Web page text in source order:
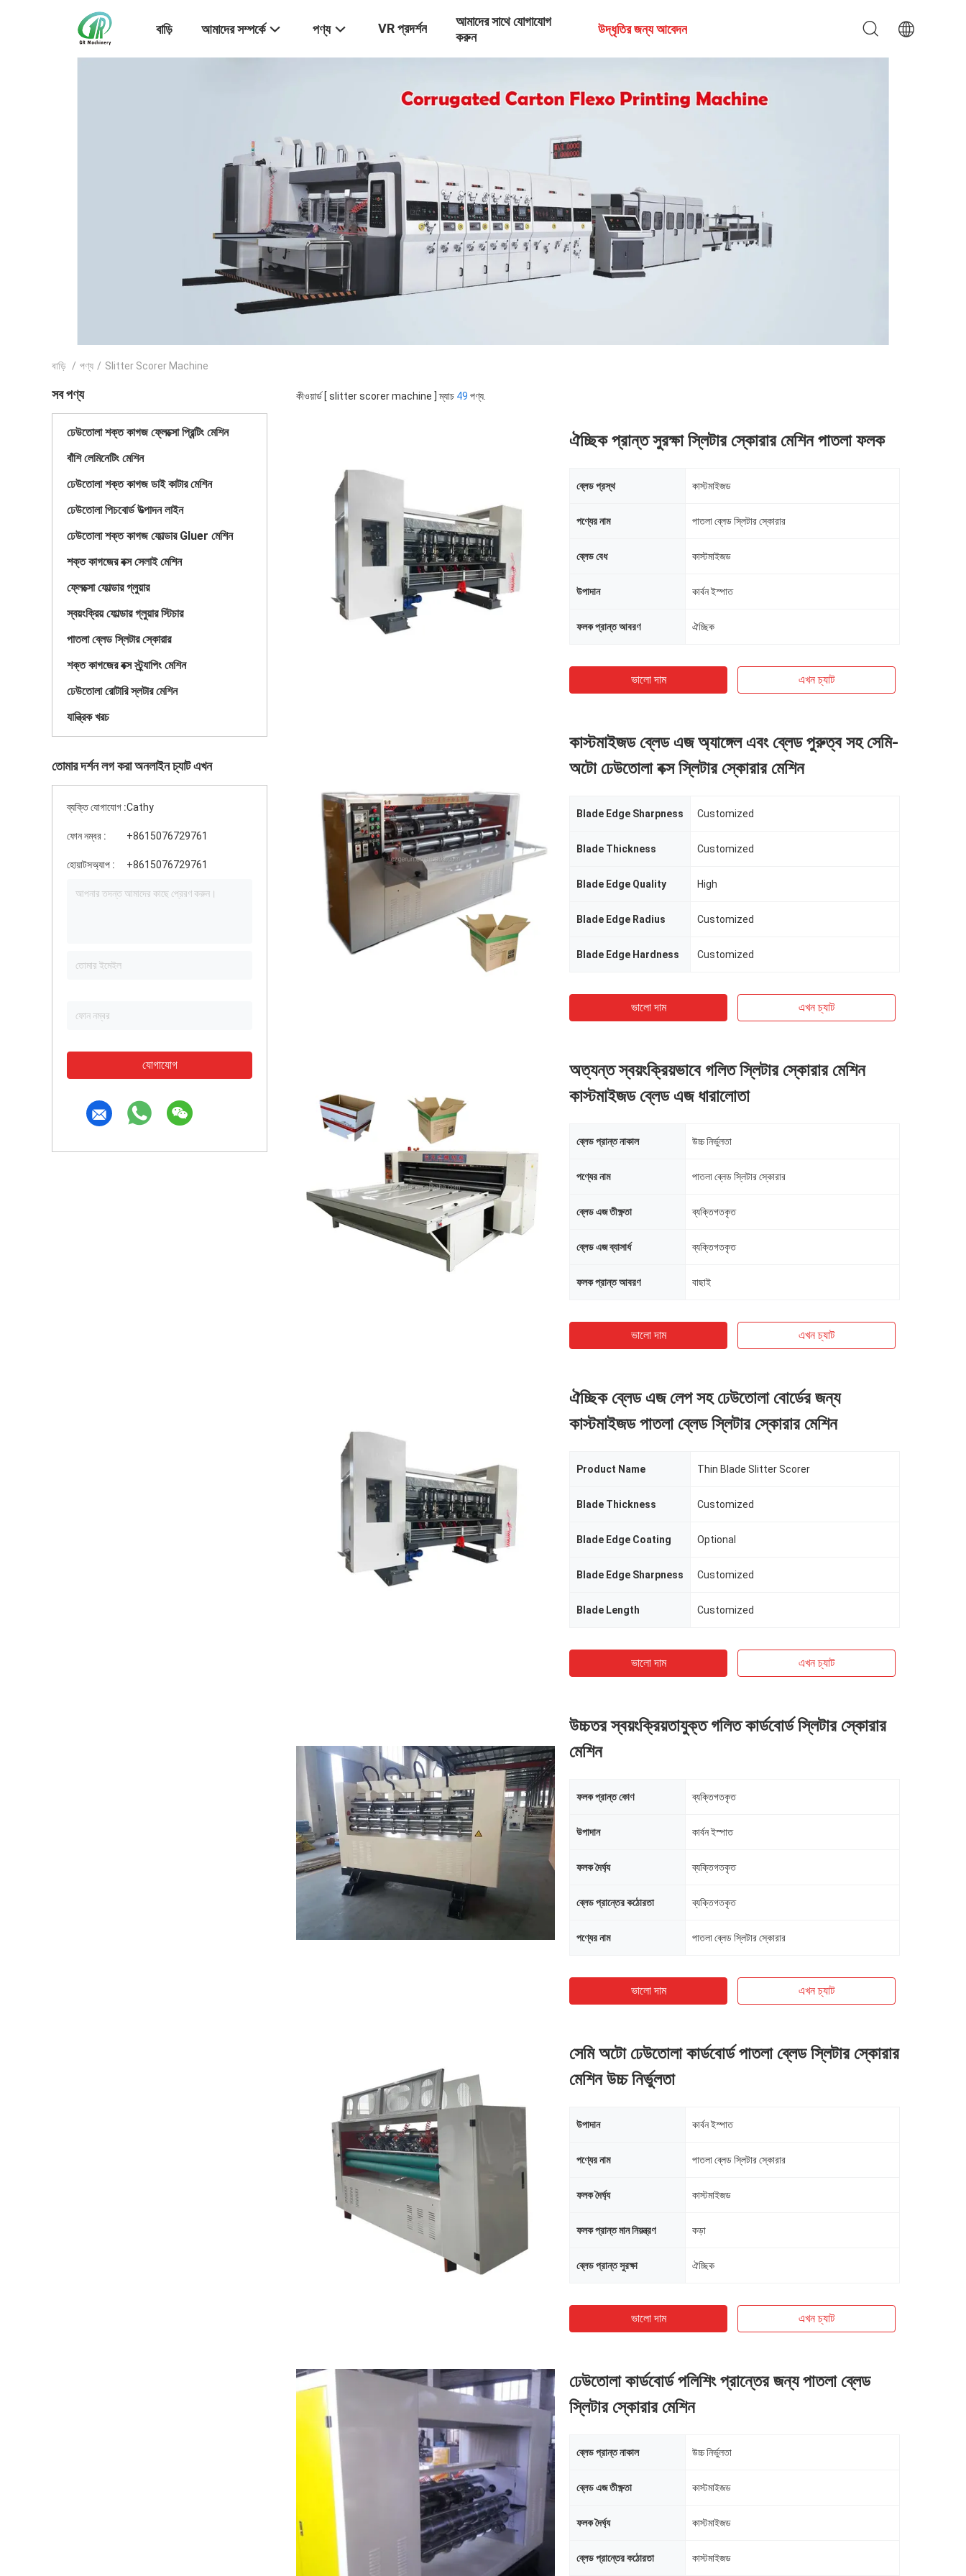
বাড়ি আমাদের সম্পর্কে পণ্য VR প্রদর্শন
আমাদের সাথে যোগাযোগ
করুন
উদ্ধৃতির জন্য আবেদন
বাড়ি / পণ্য / Slitter Scorer Machine
সব পণ্য
ঢেউতোলা শক্ত কাগজ ফ্লেক্সো প্রিন্টিং মেশিন
বাঁশি লেমিনেটিং মেশিন
ঢেউতোলা শক্ত কাগজ ডাই কাটার মেশিন
ঢেউতোলা পিচবোর্ড উত্পাদন লাইন
ঢেউতোলা শক্ত কাগজ ফোল্ডার Gluer মেশিন
শক্ত কাগজের বক্স সেলাই মেশিন
ফ্লেক্সো ফোল্ডার গ্লুয়ার
স্বয়ংক্রিয় ফোল্ডার গ্লুয়ার স্টিচার
পাতলা ব্লেড স্লিটার স্কোরার
শক্ত কাগজের বক্স স্ট্র্যাপিং মেশিন
ঢেউতোলা রোটারি স্লটার মেশিন
যান্ত্রিক খরচ
তোমার দর্শন লগ করা অনলাইন চ্যাট এখন
ব্যক্তি যোগাযোগ :Cathy
ফোন নম্বর : +8615076729761
হোয়াটসঅ্যাপ : +8615076729761
যোগাযোগ
কীওয়ার্ড [ slitter scorer machine ] ম্যাচ 49 পণ্য.
ঐচ্ছিক প্রান্ত সুরক্ষা স্লিটার স্কোরার মেশিন পাতলা ফলক
ব্লেড প্রস্থ কাস্টমাইজড
পণ্যের নাম পাতলা ব্লেড স্লিটার স্কোরার
ব্লেড বেধ কাস্টমাইজড
উপাদান কার্বন ইস্পাত
ফলক প্রান্ত আবরণ ঐচ্ছিক
ভালো দাম এখন চ্যাট
কাস্টমাইজড ব্লেড এজ অ্যাঙ্গেল এবং ব্লেড পুরুত্ব সহ সেমি-
অটো ঢেউতোলা বক্স স্লিটার স্কোরার মেশিন
Blade Edge Sharpness Customized
Blade Thickness Customized
Blade Edge Quality High
Blade Edge Radius Customized
Blade Edge Hardness Customized
ভালো দাম এখন চ্যাট
অত্যন্ত স্বয়ংক্রিয়ভাবে গলিত স্লিটার স্কোরার মেশিন
কাস্টমাইজড ব্লেড এজ ধারালোতা
ব্লেড প্রান্ত নাকাল উচ্চ নির্ভুলতা
পণ্যের নাম পাতলা ব্লেড স্লিটার স্কোরার
ব্লেড এজ তীক্ষ্ণতা ব্যক্তিগতকৃত
ব্লেড এজ ব্যাসার্ধ ব্যক্তিগতকৃত
ফলক প্রান্ত আবরণ বাছাই
ভালো দাম এখন চ্যাট
ঐচ্ছিক ব্লেড এজ লেপ সহ ঢেউতোলা বোর্ডের জন্য
কাস্টমাইজড পাতলা ব্লেড স্লিটার স্কোরার মেশিন
Product Name Thin Blade Slitter Scorer
Blade Thickness Customized
Blade Edge Coating Optional
Blade Edge Sharpness Customized
Blade Length Customized
ভালো দাম এখন চ্যাট
উচ্চতর স্বয়ংক্রিয়তাযুক্ত গলিত কার্ডবোর্ড স্লিটার স্কোরার
মেশিন
ফলক প্রান্ত কোণ ব্যক্তিগতকৃত
উপাদান কার্বন ইস্পাত
ফলক দৈর্ঘ্য ব্যক্তিগতকৃত
ব্লেড প্রান্তের কঠোরতা ব্যক্তিগতকৃত
পণ্যের নাম পাতলা ব্লেড স্লিটার স্কোরার
ভালো দাম এখন চ্যাট
সেমি অটো ঢেউতোলা কার্ডবোর্ড পাতলা ব্লেড স্লিটার স্কোরার
মেশিন উচ্চ নির্ভুলতা
উপাদান কার্বন ইস্পাত
পণ্যের নাম পাতলা ব্লেড স্লিটার স্কোরার
ফলক দৈর্ঘ্য কাস্টমাইজড
ফলক প্রান্ত মান নিয়ন্ত্রণ কড়া
ব্লেড প্রান্ত সুরক্ষা ঐচ্ছিক
ভালো দাম এখন চ্যাট
ঢেউতোলা কার্ডবোর্ড পলিশিং প্রান্তের জন্য পাতলা ব্লেড
স্লিটার স্কোরার মেশিন
ব্লেড প্রান্ত নাকাল উচ্চ নির্ভুলতা
ব্লেড এজ তীক্ষ্ণতা কাস্টমাইজড
ফলক দৈর্ঘ্য কাস্টমাইজড
ব্লেড প্রান্তের কঠোরতা কাস্টমাইজড